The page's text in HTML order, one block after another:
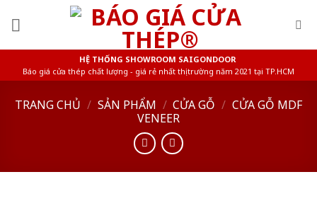
HỆ THỐNG SHOWROOM SAIGONDOOR
Báo giá cửa thép chất lượng - giá rẻ nhất thị trường năm 2021 tại TP.HCM
TRANG CHỦ / SẢN PHẨM / CỬA GỖ / CỬA GỖ MDF
VENEER